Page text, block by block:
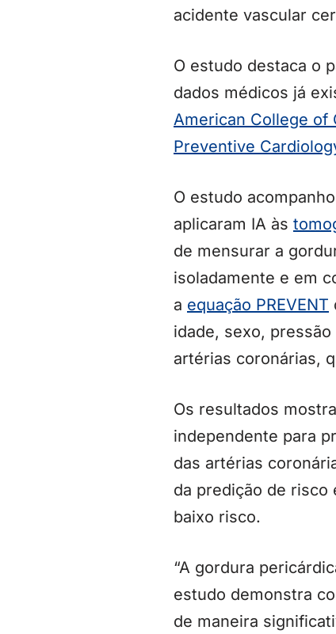
acidente vascular
O estudo destaca o
dados médicos já
American College of
Preventive
O estudo
aplicaram IA às
de mensurar a
isoladamente e em
a equação PREVENT
idade, sexo,
artérias coronárias,
Os resultados
independente para
das artérias
da predição de risco
baixo risco.
“A gordura
estudo demonstra
de maneira